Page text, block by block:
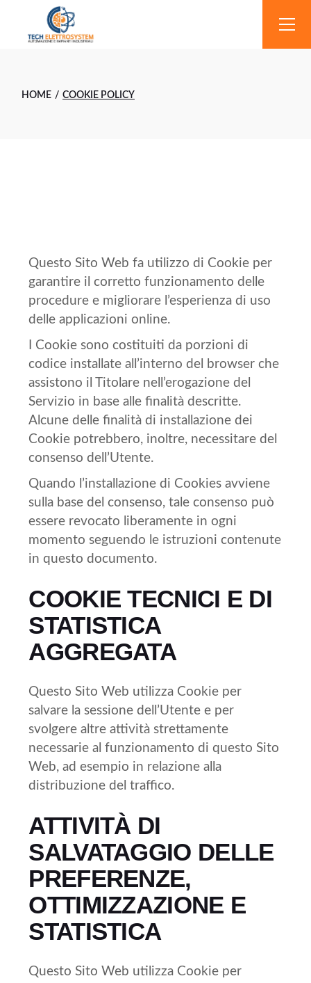
HOME COOKIE POLICY
Questo Sito Web fa utilizzo di Cookie per
garantire il corretto funzionamento delle
procedure e migliorare l’esperienza di uso
delle applicazioni online.
I Cookie sono costituiti da porzioni di
codice installate all’interno del browser che
assistono il Titolare nell’erogazione del
Servizio in base alle finalità descritte.
Alcune delle finalità di installazione dei
Cookie potrebbero, inoltre, necessitare del
consenso dell’Utente.
Quando l’installazione di Cookies avviene
sulla base del consenso, tale consenso può
essere revocato liberamente in ogni
momento seguendo le istruzioni contenute
in questo documento.
COOKIE TECNICI E DI
STATISTICA
AGGREGATA
Questo Sito Web utilizza Cookie per
salvare la sessione dell’Utente e per
svolgere altre attività strettamente
necessarie al funzionamento di questo Sito
Web, ad esempio in relazione alla
distribuzione del traffico.
ATTIVITÀ DI
SALVATAGGIO DELLE
PREFERENZE,
OTTIMIZZAZIONE E
STATISTICA
Questo Sito Web utilizza Cookie per